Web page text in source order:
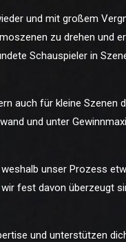
und mit großem
zu drehen
Schauspieler in
auch für kleine
und unter
unser Prozess
fest davon überzeugt
und unterstützen